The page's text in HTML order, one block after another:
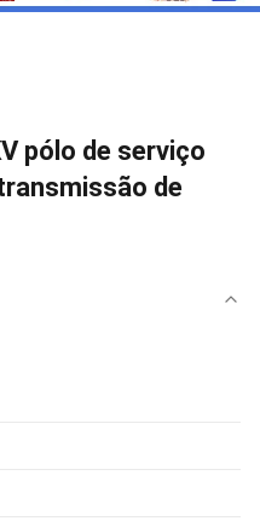
pólo de serviço
de